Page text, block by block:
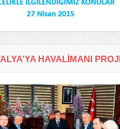
HAVALIMANI